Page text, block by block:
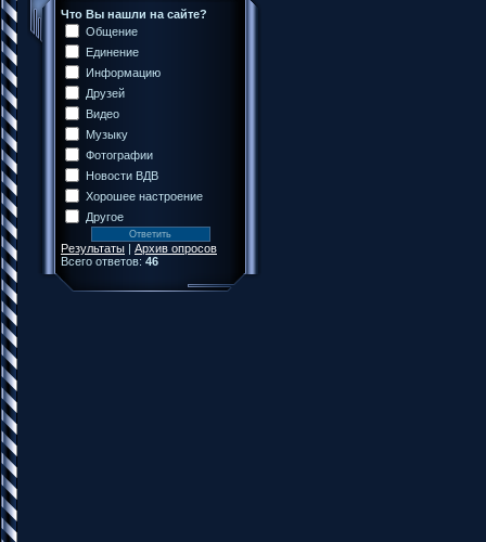
Что Вы нашли на сайте?
Общение
Единение
Информацию
Друзей
Видео
Музыку
Фотографии
Новости ВДВ
Хорошее настроение
Другое
Результаты | Архив опросов
Всего ответов: 46